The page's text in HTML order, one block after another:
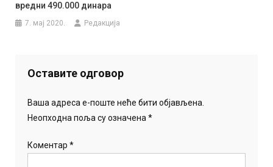
вредни 490.000 динара
7. мај 2020. Редакција
Оставите одговор
Ваша адреса е-поште неће бити објављена.
Неопходна поља су означена*
Коментар*